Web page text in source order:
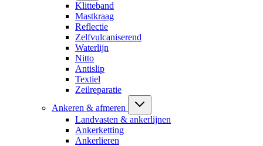
Klitteband
Mastkraag
Reflectie
Zelfvulcaniserend
Waterlijn
Nitto
Antislip
Textiel
Zeilreparatie
Ankeren & afmeren
Landvasten & ankerlijnen
Ankerketting
Ankerlieren